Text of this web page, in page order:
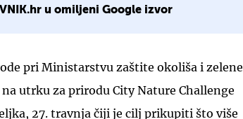
u omiljeni Google izvor
pri Ministarstvu zaštite okoliša i zelene
utrku za prirodu City Nature Challenge
27. travnja čiji je cilj prikupiti što više